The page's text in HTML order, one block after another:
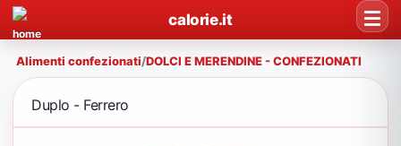
calorie.it
Alimenti confezionati/DOLCI E MERENDINE - CONFEZIONATI
Duplo - Ferrero